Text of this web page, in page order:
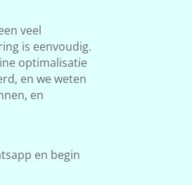
veel
is eenvoudig.
optimalisatie
en we weten
en
en begin